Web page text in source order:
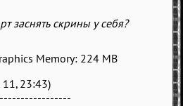
заснять скрины у себя?
Memory: 224 MB
23:43)